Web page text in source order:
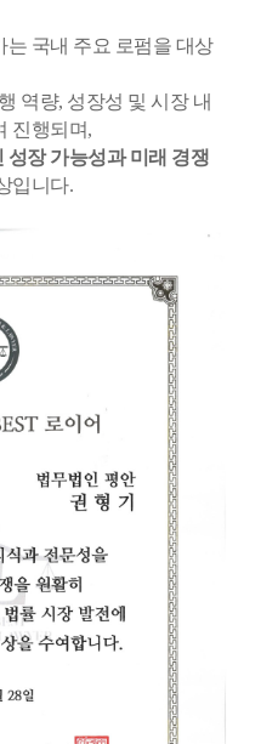
는 국내 주요 로펌을 대상
역량, 성장성 및 시장 내
진행되며,
성장 가능성과 미래 경쟁
입니다.